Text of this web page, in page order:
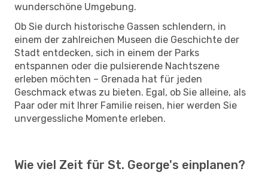
wunderschöne Umgebung.
Ob Sie durch historische Gassen schlendern, in
einem der zahlreichen Museen die Geschichte der
Stadt entdecken, sich in einem der Parks
entspannen oder die pulsierende Nachtszene
erleben möchten – Grenada hat für jeden
Geschmack etwas zu bieten. Egal, ob Sie alleine, als
Paar oder mit Ihrer Familie reisen, hier werden Sie
unvergessliche Momente erleben.
Wie viel Zeit für St. George's einplanen?